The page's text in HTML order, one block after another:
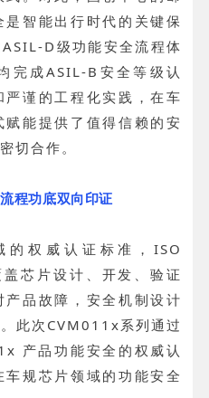
智能出行时代的关键保
D级功能安全流程体
完成ASIL-B安全等级认
谨的工程化实践，在车
能提供了值得信赖的安
切合作。
程功底双向印证
的权威认证标准，ISO
芯片设计、开发、验证
品故障，安全机制设计
此次CVM011x系列通过
产品功能安全的权威认
规芯片领域的功能安全